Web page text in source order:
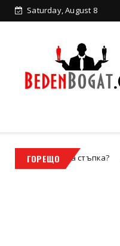
Saturday, August 8
ГОРЕЩО
стъпка? Бизнес